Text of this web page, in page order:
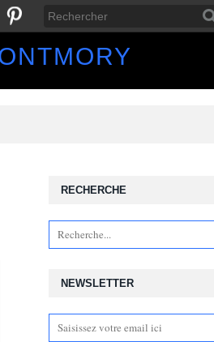
NEWSLETTER
RECHERCHE